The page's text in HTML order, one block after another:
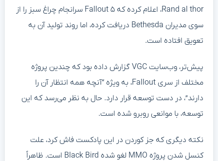
Rand al thor، اعلام کرده که Fallout ۵ سرانجام چراغ سبز را از
سوی مدیران Bethesda دریافت کرده، اما روند تولید آن به
تعویق افتاده است.
پیش‌تر، وب‌سایت VGC گزارش داده بود که چندین پروژه
مختلف از سری Fallout، به ویژه “آنچه همه انتظار آن را
دارند”، در دست توسعه قرار دارد. حال به نظر می‌رسد که این
توسعه، با موانعی روبرو شده است.
نکته دیگری که جز کوردن در این پادکست فاش کرد، علت
کنسل شدن پروژه MMO لغو شده Black Bird است. ظاهراً